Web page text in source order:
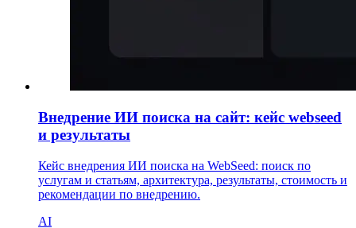
Внедрение ИИ поиска на сайт: кейс webseed
и результаты
Кейс внедрения ИИ поиска на WebSeed: поиск по
услугам и статьям, архитектура, результаты, стоимость и
рекомендации по внедрению.
AI